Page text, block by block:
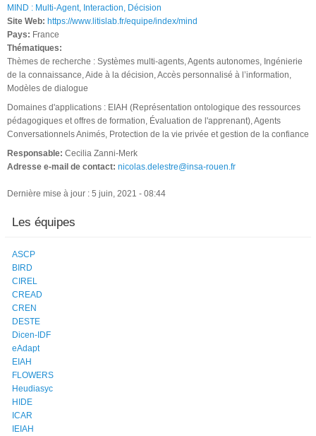
MIND : Multi-Agent, Interaction, Décision
Site Web: https://www.litislab.fr/equipe/index/mind
Pays: France
Thématiques:
Thèmes de recherche : Systèmes multi-agents, Agents autonomes, Ingénierie
de la connaissance, Aide à la décision, Accès personnalisé à l’information,
Modèles de dialogue
Domaines d'applications : EIAH (Représentation ontologique des ressources
pédagogiques et offres de formation, Évaluation de l'apprenant), Agents
Conversationnels Animés, Protection de la vie privée et gestion de la confiance
Responsable: Cecilia Zanni-Merk
Adresse e-mail de contact: nicolas.delestre@insa-rouen.fr
Dernière mise à jour : 5 juin, 2021 - 08:44
Les équipes
ASCP
BIRD
CIREL
CREAD
CREN
DESTE
Dicen-IDF
eAdapt
EIAH
FLOWERS
Heudiasyc
HIDE
ICAR
IEIAH